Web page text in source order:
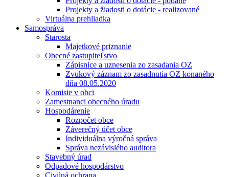
Projekty a žiadosti o dotácie - realizované
Virtuálna prehliadka
Samospráva
Starosta
Majetkové priznanie
Obecné zastupiteľstvo
Zápisnice a uznesenia zo zasadania OZ
Zvukový záznam zo zasadnutia OZ konaného
dňa 08.05.2020
Komisie v obci
Zamestnanci obecného úradu
Hospodárenie
Rozpočet obce
Záverečný účet obce
Individuálna výročná správa
Správa nezávislého auditora
Stavebný úrad
Odpadové hospodárstvo
Civilná ochrana